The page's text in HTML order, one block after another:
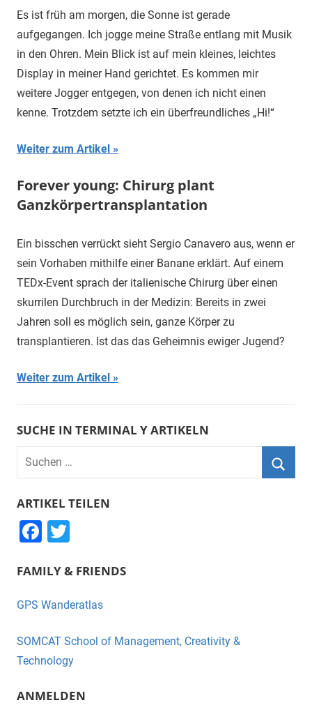
Es ist früh am morgen, die Sonne ist gerade
aufgegangen. Ich jogge meine Straße entlang mit Musik
in den Ohren. Mein Blick ist auf mein kleines, leichtes
Display in meiner Hand gerichtet. Es kommen mir
weitere Jogger entgegen, von denen ich nicht einen
kenne. Trotzdem setzte ich ein überfreundliches „Hi!“
Weiter zum Artikel
Forever young: Chirurg plant
Ganzkörpertransplantation
Ein bisschen verrückt sieht Sergio Canavero aus, wenn er
sein Vorhaben mithilfe einer Banane erklärt. Auf einem
TEDx-Event sprach der italienische Chirurg über einen
skurrilen Durchbruch in der Medizin: Bereits in zwei
Jahren soll es möglich sein, ganze Körper zu
transplantieren. Ist das das Geheimnis ewiger Jugend?
Weiter zum Artikel
SUCHE IN TERMINAL Y ARTIKELN
Suchen
nach:
ARTIKEL TEILEN
F
c
e
o
o
k
tt
er
FAMILY & FRIENDS
GPS Wanderatlas
SOMCAT School of Management, Creativity &
Technology
ANMELDEN